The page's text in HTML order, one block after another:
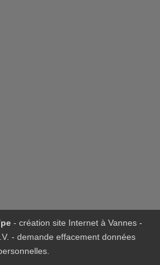
- création site Internet à Vannes -
- demande effacement données
.